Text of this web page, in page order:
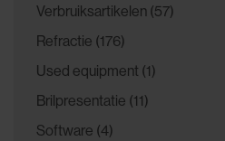
Verbruiksartikelen (57)
Refractie (176)
Used equipment (1)
Brilpresentatie (11)
Software (4)